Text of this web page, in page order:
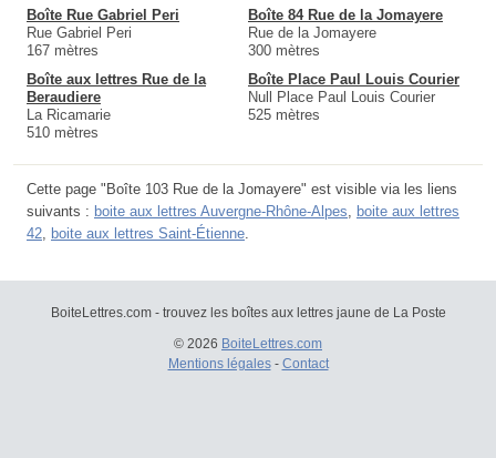
Boîte Rue Gabriel Peri
Rue Gabriel Peri
167 mètres
Boîte 84 Rue de la Jomayere
Rue de la Jomayere
300 mètres
Boîte aux lettres Rue de la
Beraudiere
La Ricamarie
510 mètres
Boîte Place Paul Louis Courier
Null Place Paul Louis Courier
525 mètres
Cette page "Boîte 103 Rue de la Jomayere" est visible via les liens
suivants : boite aux lettres Auvergne-Rhône-Alpes, boite aux lettres
42, boite aux lettres Saint-Étienne.
BoiteLettres.com - trouvez les boîtes aux lettres jaune de La Poste
© 2026 BoiteLettres.com
Mentions légales- Contact